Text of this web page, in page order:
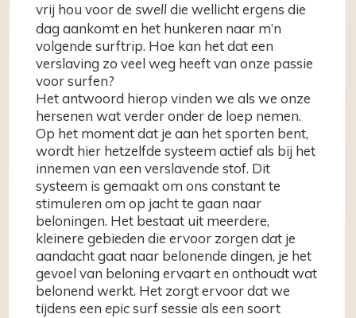
vrij hou voor deswelldie wellicht ergens die
dag aankomt en het hunkeren naar m’n
volgende surftrip. Hoe kan het dat een
verslaving zo veel weg heeft van onze passie
voor surfen?
Het antwoord hierop vinden we als we onze
hersenen wat verder onder de loep nemen.
Op het moment dat je aan het sporten bent,
wordt hier hetzelfde systeem actief als bij het
innemen van een verslavende stof. Dit
systeem is gemaakt om ons constant te
stimuleren om op jacht te gaan naar
beloningen. Het bestaat uit meerdere,
kleinere gebieden die ervoor zorgen dat je
aandacht gaat naar belonende dingen, je het
gevoel van beloning ervaart en onthoudt wat
belonend werkt. Het zorgt ervoor dat we
tijdens eenepicsurf sessie als een soort